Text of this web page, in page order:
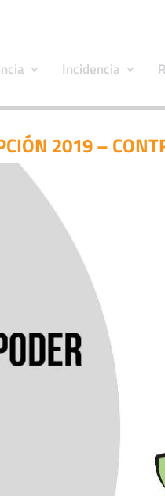
Incidencia
2019 –